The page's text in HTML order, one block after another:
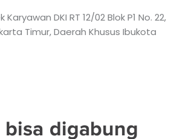
DKI RT 12/02 Blok P1 No. 22,
Timur, Daerah Khusus Ibukota
bisa digabung